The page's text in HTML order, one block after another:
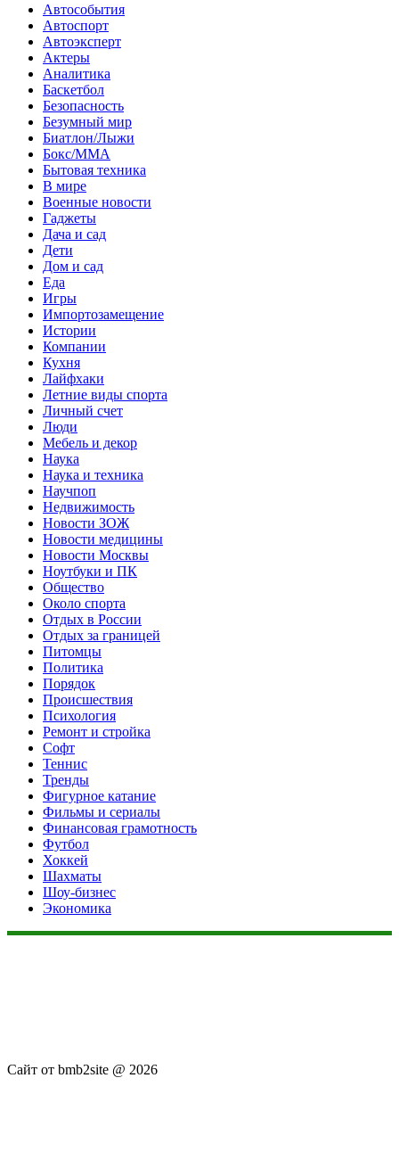
Автособытия
Автоспорт
Автоэксперт
Актеры
Аналитика
Баскетбол
Безопасность
Безумный мир
Биатлон/Лыжи
Бокс/MMA
Бытовая техника
В мире
Военные новости
Гаджеты
Дача и сад
Дети
Дом и сад
Еда
Игры
Импортозамещение
Истории
Компании
Кухня
Лайфхаки
Летние виды спорта
Личный счет
Люди
Мебель и декор
Наука
Наука и техника
Научпоп
Недвижимость
Новости ЗОЖ
Новости медицины
Новости Москвы
Ноутбуки и ПК
Общество
Около спорта
Отдых в России
Отдых за границей
Питомцы
Политика
Порядок
Происшествия
Психология
Ремонт и стройка
Софт
Теннис
Тренды
Фигурное катание
Фильмы и сериалы
Финансовая грамотность
Футбол
Хоккей
Шахматы
Шоу-бизнес
Экономика
Сайт от bmb2site @ 2026